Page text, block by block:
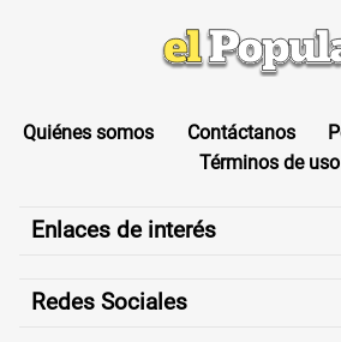
Quiénes somos Contáctanos
Términos de uso
Enlaces de interés
Redes Sociales